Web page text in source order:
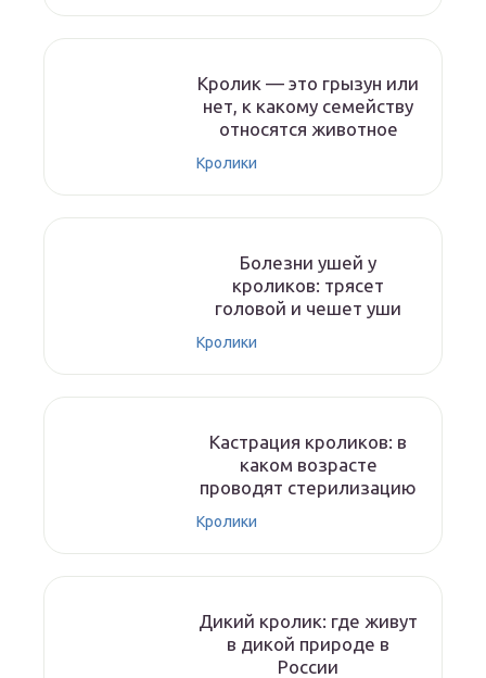
Кролик — это грызун или
нет, к какому семейству
относятся животное
Кролики
Болезни ушей у
кроликов: трясет
головой и чешет уши
Кролики
Кастрация кроликов: в
каком возрасте
проводят стерилизацию
Кролики
Дикий кролик: где живут
в дикой природе в
России